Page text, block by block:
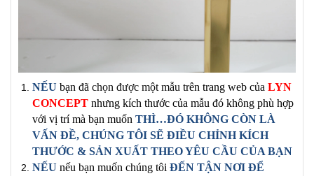
NẾU bạn đã chọn được một mẫu trên trang web của LYN
CONCEPT nhưng kích thước của mẫu đó không phù hợp
với vị trí mà bạn muốn THÌ…ĐÓ KHÔNG CÒN LÀ
VẤN ĐỀ, CHÚNG TÔI SẼ ĐIỀU CHỈNH KÍCH
THƯỚC & SẢN XUẤT THEO YÊU CẦU CỦA BẠN
NẾU nếu bạn muốn chúng tôi ĐẾN TẬN NƠI ĐỂ